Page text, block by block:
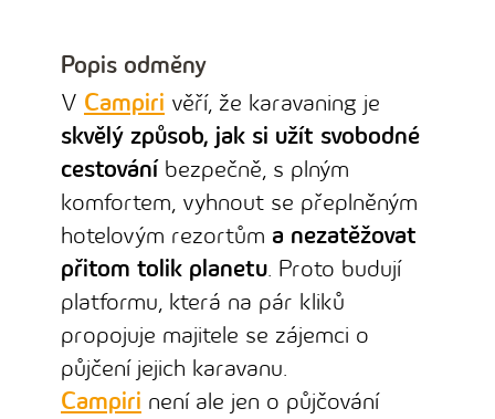
Popis odměny
V Campiri věří, že karavaning je
skvělý způsob, jak si užít svobodné
cestováníbezpečně, s plným
komfortem, vyhnout se přeplněným
hotelovým rezortům a nezatěžovat
přitom tolik planetu. Proto budují
platformu, která na pár kliků
propojuje majitele se zájemci o
půjčení jejich karavanu.
Campiri není ale jen o půjčování